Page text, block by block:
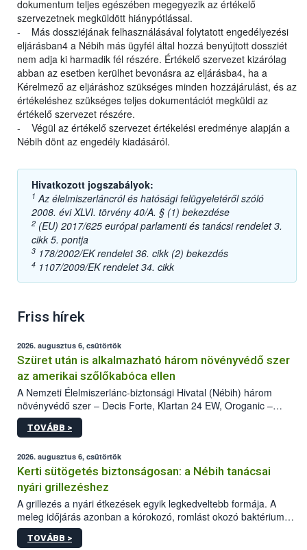
dokumentum teljes egészében megegyezik az értékelő
szervezetnek megküldött hiánypótlással.
- Más dossziéjának felhasználásával folytatott engedélyezési
eljárásban4 a Nébih más ügyfél által hozzá benyújtott dossziét
nem adja ki harmadik fél részére. Értékelő szervezet kizárólag
abban az esetben kerülhet bevonásra az eljárásba4, ha a
Kérelmező az eljáráshoz szükséges minden hozzájárulást, és az
értékeléshez szükséges teljes dokumentációt megküldi az
értékelő szervezet részére.
- Végül az értékelő szervezet értékelési eredménye alapján a
Nébih dönt az engedély kiadásáról.
Hivatkozott jogszabályok:
1 Az élelmiszerláncról és hatósági felügyeletéről szóló
2008. évi XLVI. törvény 40/A. § (1) bekezdése
2 (EU) 2017/625 európai parlamenti és tanácsi rendelet 3.
cikk 5. pontja
3 178/2002/EK rendelet 36. cikk (2) bekezdés
4 1107/2009/EK rendelet 34. cikk
Friss hírek
2026. augusztus 6, csütörtök
Szüret után is alkalmazható három növényvédő szer
az amerikai szőlőkabóca ellen
A Nemzeti Élelmiszerlánc-biztonsági Hivatal (Nébih) három
növényvédő szer – Decis Forte, Klartan 24 EW, Oroganic –
engedélyokiratát módosította, így azok a szüretet követően,
egészen a vesszőérettség (BBCH 91) stádiumáig
érésű szőlőkben is legyen lehetőség a károsító elleni további
védekezésre. Az Oroganic készítmény kis kiszerelésben kiskerti
felhasználók számára is elérhető és ökológiai termesztésben is
engedélyezett.
TOVÁBB >
2026. augusztus 6, csütörtök
Kerti sütögetés biztonságosan: a Nébih tanácsai
nyári grillezéshez
A grillezés a nyári étkezések egyik legkedveltebb formája. A
meleg időjárás azonban a kórokozó, romlást okozó baktériumok
gyorsabb szaporodásának is kedvez. A szabadtéri sütögetés
ezért nem csupán a megfelelő sütési technikáról szól: legalább
TOVÁBB >